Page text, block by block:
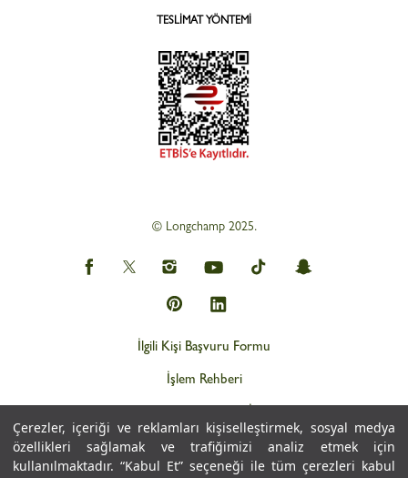
Çerezler, içeriği ve reklamları kişiselleştirmek, sosyal medya
özellikleri sağlamak ve trafiğimizi analiz etmek için
kullanılmaktadır. “Kabul Et” seçeneği ile tüm çerezleri kabul
TESLIMAT YÖNTEMI
© Longchamp 2025.
İlgili Kişi Başvuru Formu
İşlem Rehberi
Kişisel Verilerin İşlemesine İlişkin Aydınlatma Metni